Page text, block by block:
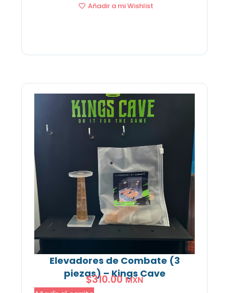
Añadir a mi Wishlist
Elevadores de Combate (3
piezas) – Kings Cave
$310.00 MXN